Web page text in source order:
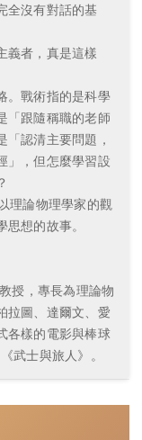
全沒有對話的基
者，真是這樣
戰術指的是科學
「跟隨稱職的老師
認清主要問題，
」，但怎麼學習設
論物理學家的觀
想的故事。
授，專長為理論物
拉圖、達爾文、愛
各樣的電影與棒球
武士與旅人》。